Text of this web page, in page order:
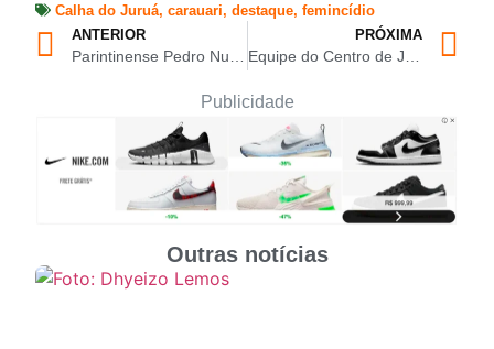
Calha do Juruá, carauari, destaque, femincídio
ANTERIOR
PRÓXIMA
Publicidade
Outras notícias